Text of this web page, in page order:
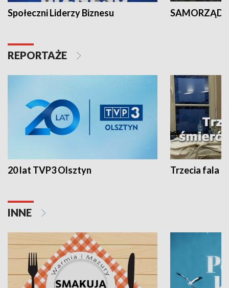
Społeczni Liderzy Biznesu SAMORZĄD
REPORTAŻE
20 lat TVP3 Olsztyn Trzecia fala -
INNE